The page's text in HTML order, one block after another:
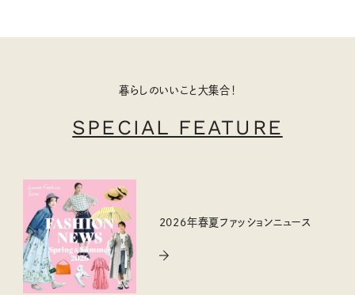
暮らしのいいこと大集合！
SPECIAL FEATURE
2026年春夏ファッションニュース